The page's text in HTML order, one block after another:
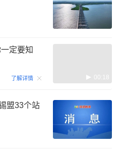
定要知
了解详情 00:18
盟33个站